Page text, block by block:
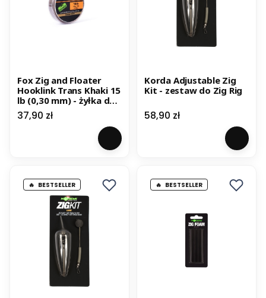
Fox Zig and Floater
Hooklink Trans Khaki 15
lb (0,30 mm) - żyłka do
zig riga
Cena
37,90 zł
Korda Adjustable Zig
Kit - zestaw do Zig Rig
Cena
58,90 zł
BESTSELLER BESTSELLER